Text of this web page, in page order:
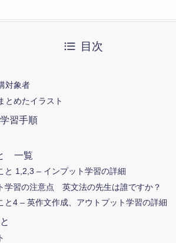
目次
対象者
とめたイラスト
習手順
一覧
と 1,2,3 – インプット学習の詳細
学習の注意点 英文法の先生は誰ですか？
と4 – 英作文作成、アウトプット学習の詳細